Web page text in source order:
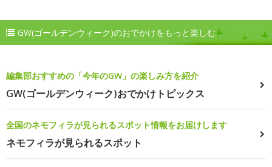
GW(ゴールデンウィーク)のおでかけをもっと楽しむ
編集部おすすめの「今年のGW」の楽しみ方を紹介
GW(ゴールデンウィーク)おでかけトピックス
全国のネモフィラが見られるスポット情報をお届けします
ネモフィラが見られるスポット